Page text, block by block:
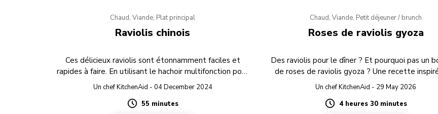
Chaud, Viande, Plat principal
Raviolis chinois
Ces délicieux raviolis sont étonnamment faciles et
rapides à faire. En utilisant le hachoir multifonction pour
préparer la farce et des feuilles de raviolis achetées
maison en un rien de temps.
Un chef KitchenAid - 04 December 2024
Duration
55 minutes
Chaud, Viande, Petit déjeuner / brunch
Roses de raviolis gyoza
Des raviolis pour le dîner ? Et pourquoi pas un
de roses de raviolis gyoza ? Une recette
Blossom, notre nouveau robot pâtissier
de la collection Design Series.
Un chef KitchenAid - 29 May 2026
Duration
4 heures 30 minutes